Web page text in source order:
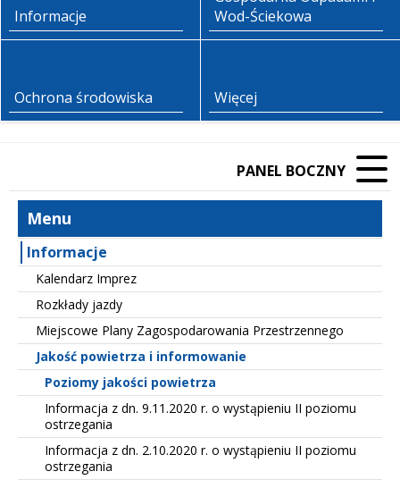
Informacje
Wod-Ściekowa
Ochrona środowiska Więcej
PANEL BOCZNY
Menu
Informacje
Kalendarz Imprez
Rozkłady jazdy
Miejscowe Plany Zagospodarowania Przestrzennego
Jakość powietrza i informowanie
Poziomy jakości powietrza
Informacja z dn. 9.11.2020 r. o wystąpieniu II poziomu
ostrzegania
Informacja z dn. 2.10.2020 r. o wystąpieniu II poziomu
ostrzegania